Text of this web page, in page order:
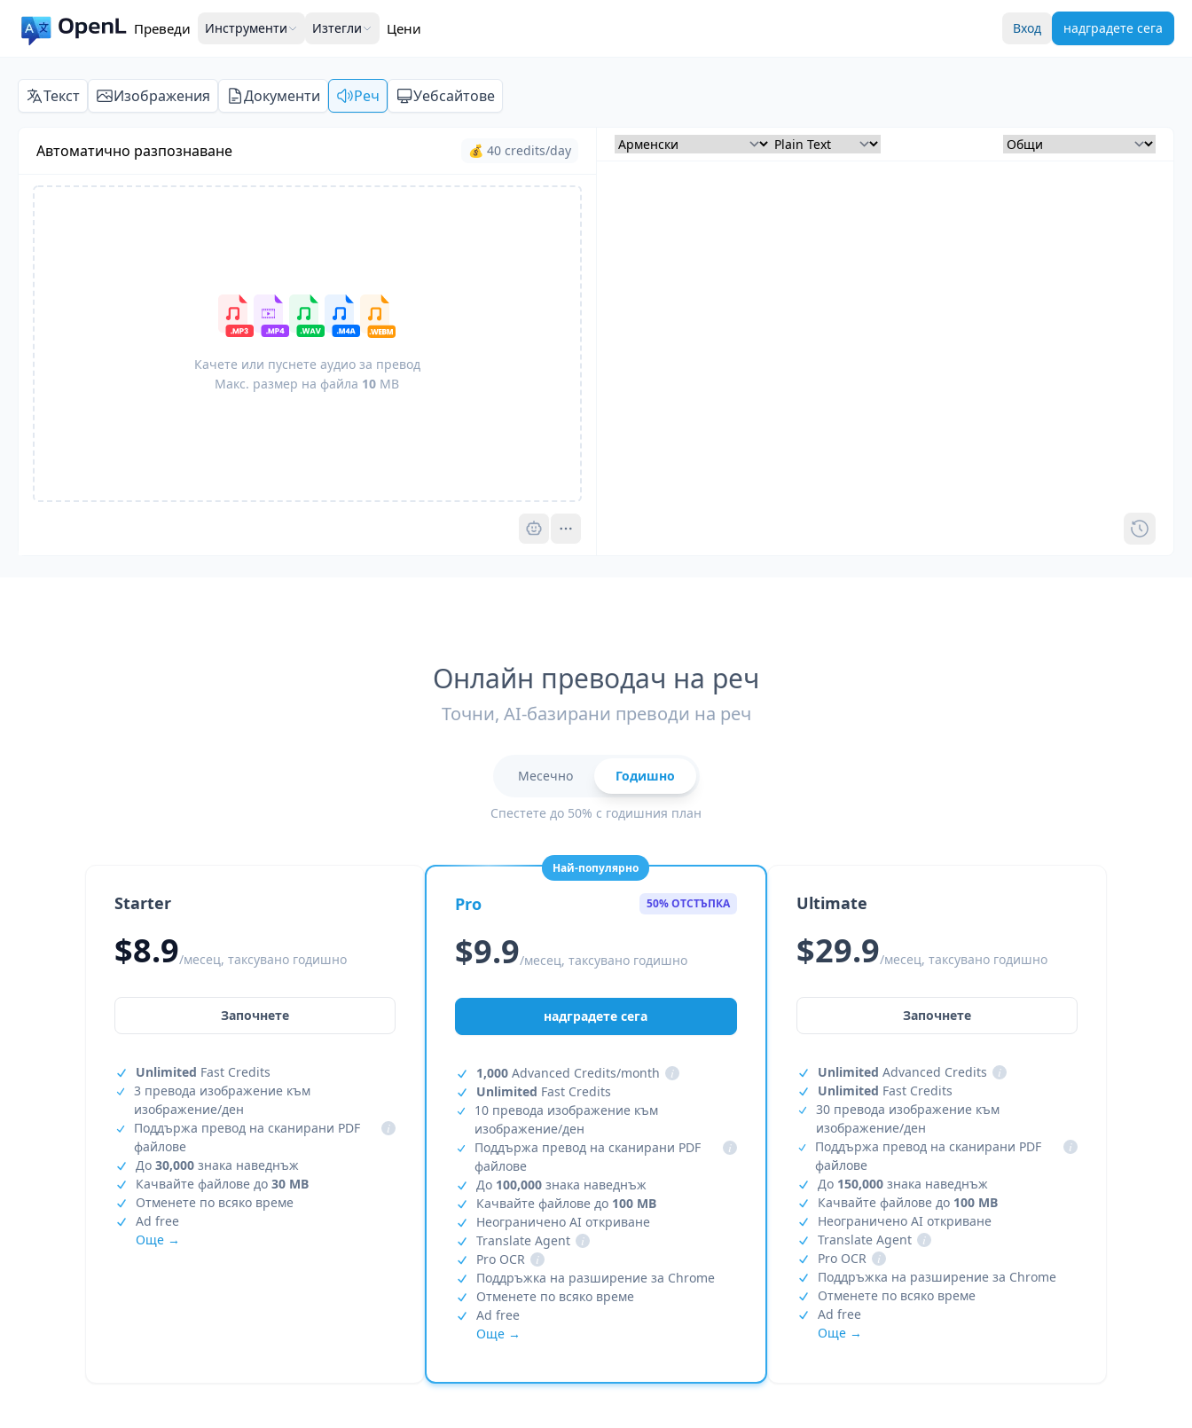
Преведи Инструменти Изтегли Цени Вход надградете сега
Текст Изображения Документи Реч Уебсайтове
Автоматично разпознаване 💰 40 credits/day
Качете или пуснете аудио за превод
Макс. размер на файла 10 MB
Pro
Онлайн преводач на реч
Точни, AI-базирани преводи на реч
Месечно Годишно
Спестете до 50% с годишния план
Starter
$8.9/месец, таксувано годишно
Започнете
Unlimited Fast Credits
3 превода изображение към
изображение/ден
Поддържа превод на сканирани PDF
файлове
i
До 30,000 знака наведнъж
Качвайте файлове до 30 MB
Отменете по всяко време
Ad free
Още →
Най-популярно
Pro 50% ОТСТЪПКА
$9.9/месец, таксувано годишно
надградете сега
1,000 Advanced Credits/month
i
Unlimited Fast Credits
10 превода изображение към
изображение/ден
Поддържа превод на сканирани PDF
файлове
i
До 100,000 знака наведнъж
Качвайте файлове до 100 MB
Неограничено AI откриване
Translate Agent
i
Pro OCR
i
Поддръжка на разширение за Chrome
Отменете по всяко време
Ad free
Още →
Ultimate
$29.9/месец, таксувано годишно
Започнете
Unlimited Advanced Credits
i
Unlimited Fast Credits
30 превода изображение към
изображение/ден
Поддържа превод на сканирани PDF
файлове
i
До 150,000знака наведнъж
Качвайте файлове до 100 MB
Неограничено AI откриване
Translate Agent
i
Pro OCR
i
Поддръжка на разширение за Chrome
Отменете по всяко време
Ad free
Още →